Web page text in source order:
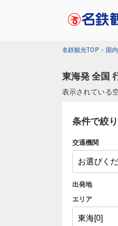
名鉄観光TOP 国
東海発 全国
表示されている
条件で絞
交通機関
出発地
エリア